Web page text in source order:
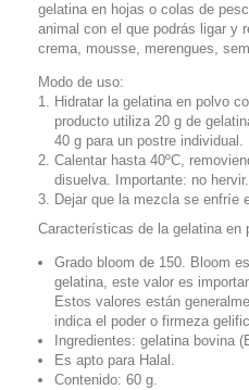
gelatina en hojas o colas de
animal con el que podrás ligar y
crema, mousse, merengues,
Modo de uso:
Hidratar la gelatina en polvo
producto utiliza 20 g de
40 g para un postre individual.
Calentar hasta 40ºC,
disuelva. Importante: no hervir.
Dejar que la mezcla se enfríe
Características de la gelatina en
Grado bloom de 150. Bloom
gelatina, este valor es
Estos valores están
indica el poder o firmeza
Ingredientes: gelatina bovina
Es apto para Halal.
Contenido: 60 g.